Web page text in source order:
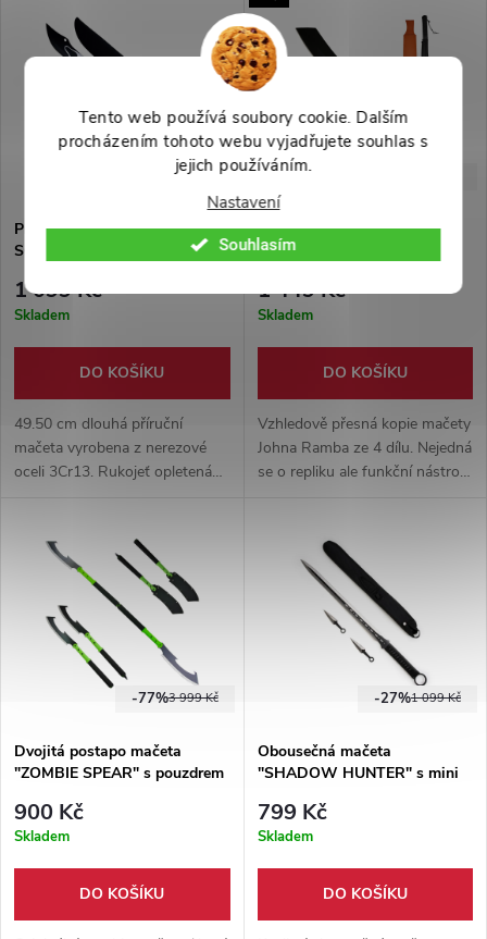
Tento web používá soubory cookie. Dalším
procházením tohoto webu vyjadřujete souhlas s
jejich používáním.
Nastavení
Souhlasím
tvarované rukojeti s gumovým
opletem poskytuje jistý úchop a
je dodávána včetně praktického
bezpečné přenášení.
Vhodná na cosplay upíra, ale
obstojí i v přírodě.
1 499 Kč
Příruční mačeta "THE
SCREAM" s pouzdrem
1 099 Kč
Skladem
DO KOŠÍKU
49.50 cm dlouhá příruční
mačeta vyrobena z nerezové
oceli 3Cr13. Rukojeť opletená
Masivní mačeta "RAMBO IV"
1 449 Kč
Skladem
DO KOŠÍKU
Vzhledově přesná kopie mačety
Johna Ramba ze 4 dílu. Nejedná
se o repliku ale funkční nástroj.
3 999 Kč
-77%
Dvojitá postapo mačeta
"ZOMBIE SPEAR" s pouzdrem
900 Kč
Skladem
DO KOŠÍKU
1 099 Kč
-27%
Obousečná mačeta
"SHADOW HUNTER" s mini
799 Kč
Skladem
DO KOŠÍKU